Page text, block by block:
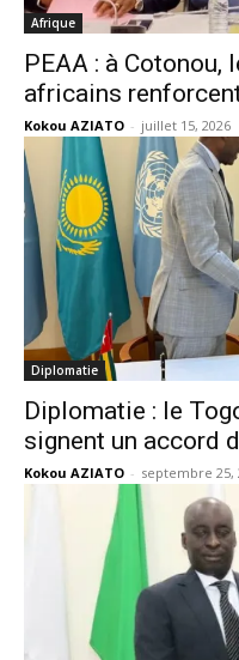
Afrique
PEAA : à
africains
Kokou AZIATO - juillet 15, 2026
Diplomatie
Diplomatie : le
signent un accord
Kokou AZIATO - septembre 25,